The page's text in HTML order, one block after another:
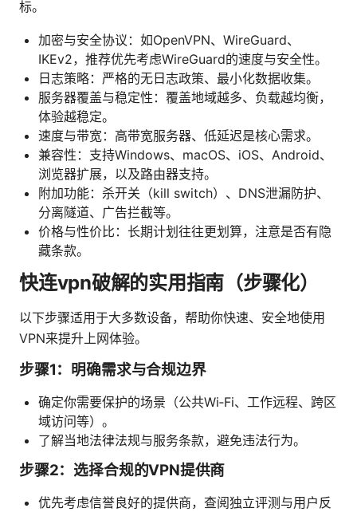
标。
加密与安全协议：如OpenVPN、WireGuard、
IKEv2，推荐优先考虑WireGuard的速度与安全性。
日志策略：严格的无日志政策、最小化数据收集。
服务器覆盖与稳定性：覆盖地域越多、负载越均衡，
体验越稳定。
速度与带宽：高带宽服务器、低延迟是核心需求。
兼容性：支持Windows、macOS、iOS、Android、
浏览器扩展，以及路由器支持。
附加功能：杀开关（kill switch）、DNS泄漏防护、
分离隧道、广告拦截等。
价格与性价比：长期计划往往更划算，注意是否有隐
藏条款。
快连vpn破解的实用指南（步骤化）
以下步骤适用于大多数设备，帮助你快速、安全地使用
VPN来提升上网体验。
步骤1：明确需求与合规边界
确定你需要保护的场景（公共Wi‑Fi、工作远程、跨区
域访问等）。
了解当地法律法规与服务条款，避免违法行为。
步骤2：选择合规的VPN提供商
优先考虑信誉良好的提供商，查阅独立评测与用户反